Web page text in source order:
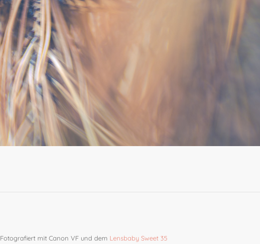
Fotografiert mit Canon VF und dem Lensbaby Sweet 35